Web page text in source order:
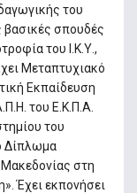
του
σπουδές
του Ι.Κ.Υ.,
Μεταπτυχιακό
Εκπαίδευση
του Ε.Κ.Π.Α.
του
Δίπλωμα
στη
Έχει εκπονήσει